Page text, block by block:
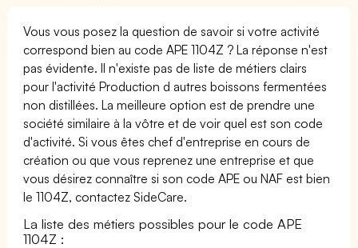
Vous vous posez la question de savoir si votre activité
correspond bien au code APE 1104Z ? La réponse n'est
pas évidente. Il n'existe pas de liste de métiers clairs
pour l'activité Production d autres boissons fermentées
non distillées. La meilleure option est de prendre une
société similaire à la vôtre et de voir quel est son code
d'activité. Si vous êtes chef d'entreprise en cours de
création ou que vous reprenez une entreprise et que
vous désirez connaître si son code APE ou NAF est bien
le 1104Z, contactez SideCare.
La liste des métiers possibles pour le code APE
1104Z :